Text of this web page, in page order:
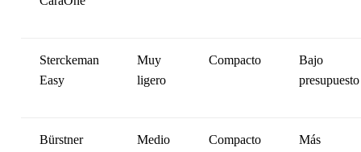
Sterckeman
Easy
Muy
ligero
Compacto
Bajo
presupuesto
Bürstner
Medio Compacto
Más